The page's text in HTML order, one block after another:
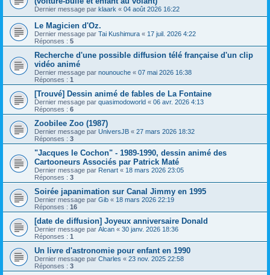
Dernier message par klaark « 04 août 2026 16:22
Le Magicien d'Oz.
Dernier message par Tai Kushimura « 17 juil. 2026 4:22
Réponses : 5
Recherche d'une possible diffusion télé française d'un clip
vidéo animé
Dernier message par nounouche « 07 mai 2026 16:38
Réponses : 1
[Trouvé] Dessin animé de fables de La Fontaine
Dernier message par quasimodoworld « 06 avr. 2026 4:13
Réponses : 6
Zoobilee Zoo (1987)
Dernier message par UniversJB « 27 mars 2026 18:32
Réponses : 3
"Jacques le Cochon" - 1989-1990, dessin animé des
Cartooneurs Associés par Patrick Maté
Dernier message par Renart « 18 mars 2026 23:05
Réponses : 3
Soirée japanimation sur Canal Jimmy en 1995
Dernier message par Gib « 18 mars 2026 22:19
Réponses : 16
[date de diffusion] Joyeux anniversaire Donald
Dernier message par Alcan « 30 janv. 2026 18:36
Réponses : 1
Un livre d'astronomie pour enfant en 1990
Dernier message par Charles « 23 nov. 2025 22:58
Réponses : 3